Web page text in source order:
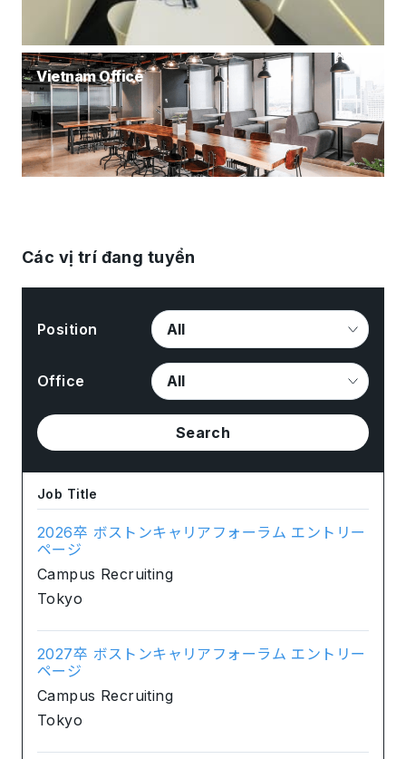
Vietnam Office
Các vị trí đang tuyển
Position
Office
Search
Job Title
2026卒 ボストンキャリアフォーラム エントリー
ページ
Campus Recruiting
Tokyo
2027卒 ボストンキャリアフォーラム エントリー
ページ
Campus Recruiting
Tokyo